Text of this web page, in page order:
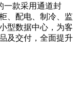
一款采用通道封
、配电、制冷、监
型数据中心，为客
及交付，全面提升